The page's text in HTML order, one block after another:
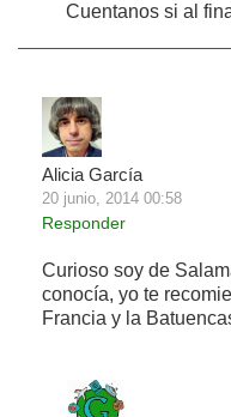
Cuentanos si al
Alicia García
20 junio, 2014 00:58
Responder
Curioso soy de
conocía, yo te
Francia y la